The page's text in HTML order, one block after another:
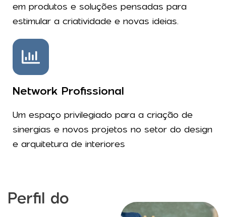
em produtos e soluções pensadas para
estimular a criatividade e novas ideias.
Network Profissional
Um espaço privilegiado para a criação de
sinergias e novos projetos no setor do design
e arquitetura de interiores
Perfil do